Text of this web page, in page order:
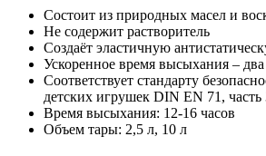
Состоит из природных масел и
Не содержит растворитель
Создаёт эластичную
Ускоренное время высыхания – два
Соответствует стандарту
детских игрушек DIN EN 71, часть
Время высыхания: 12-16 часов
Объем тары: 2,5 л, 10 л